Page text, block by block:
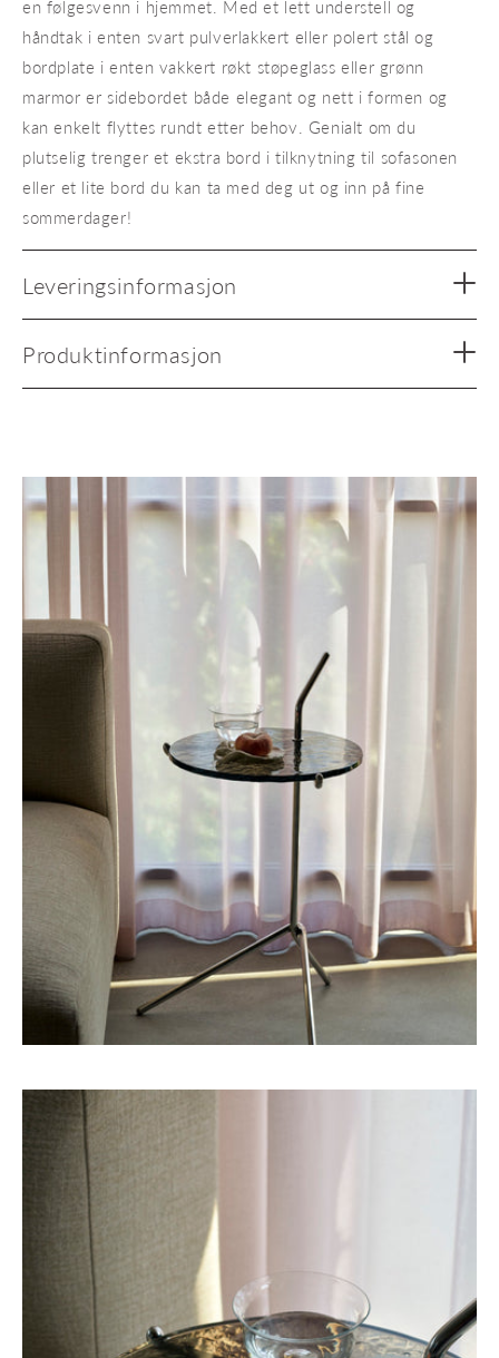
en følgesvenn i hjemmet. Med et lett understell og
håndtak i enten svart pulverlakkert eller polert stål og
bordplate i enten vakkert røkt støpeglass eller grønn
marmor er sidebordet både elegant og nett i formen og
kan enkelt flyttes rundt etter behov. Genialt om du
plutselig trenger et ekstra bord i tilknytning til sofasonen
eller et lite bord du kan ta med deg ut og inn på fine
sommerdager!
Leveringsinformasjon
Produktinformasjon